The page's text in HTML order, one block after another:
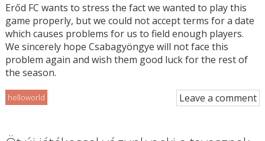
Erőd FC wants to stress the fact we wanted to play this
game properly, but we could not accept terms for a date
which causes problems for us to field enough players.
We sincerely hope Csabagyöngye will not face this
problem again and wish them good luck for the rest of
the season.
helloworld Leave a comment